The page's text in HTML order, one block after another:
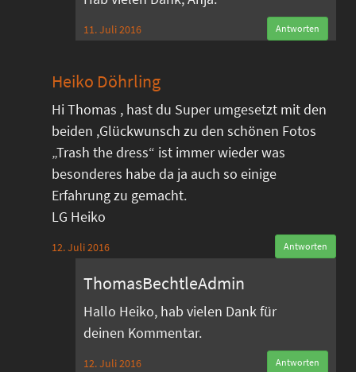
11. Juli 2016 Antworten
Heiko Döhrling
Hi Thomas , hast du Super umgesetzt mit den
beiden ,Glückwunsch zu den schönen Fotos
„Trash the dress“ ist immer wieder was
besonderes habe da ja auch so einige
Erfahrung zu gemacht.
LG Heiko
12. Juli 2016 Antworten
ThomasBechtleAdmin
Hallo Heiko, hab vielen Dank für
deinen Kommentar.
12. Juli 2016 Antworten